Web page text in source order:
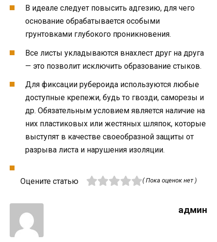
В идеале следует повысить адгезию, для чего
основание обрабатывается особыми
грунтовками глубокого проникновения.
Все листы укладываются внахлест друг на друга
— это позволит исключить образование стыков.
Для фиксации рубероида используются любые
доступные крепежи, будь то гвозди, саморезы и
др. Обязательным условием является наличие на
них пластиковых или жестяных шляпок, которые
выступят в качестве своеобразной защиты от
разрыва листа и нарушения изоляции.
Оцените статью ( Пока оценок нет )
админ